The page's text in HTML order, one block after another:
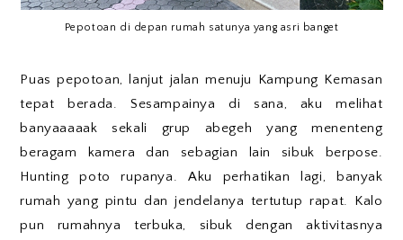
Pepotoan di depan rumah satunya yang asri banget
Puas pepotoan, lanjut jalan menuju Kampung Kemasan
tepat berada. Sesampainya di sana, aku melihat
banyaaaaak sekali grup abegeh yang menenteng
beragam kamera dan sebagian lain sibuk berpose.
Hunting poto rupanya. Aku perhatikan lagi, banyak
rumah yang pintu dan jendelanya tertutup rapat. Kalo
pun rumahnya terbuka, sibuk dengan aktivitasnya